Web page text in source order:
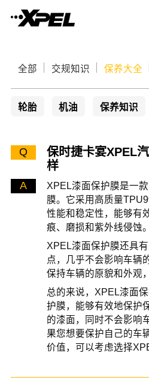
全部 交规知识 保养大全
轮胎 机油 保养知识
Q
保时捷卡宴XPEL
样
A
XPEL漆面保护膜是一
膜。它采用高质量
性能和稳定性，能够有
痕、磨损和紫外线侵蚀。
XPEL漆面保护膜还具
点，几乎不会影响车辆
保持车辆的原貌和外观
总的来说，XPEL漆面
护膜，能够有效地保护
的漆面，同时不会影响
果您想要保护自己的车
价值，可以考虑选择